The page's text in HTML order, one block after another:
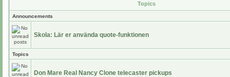
Topics
Announcements
Skola: Lär er använda quote-funktionen
Topics
Don Mare Real Nancy Clone telecaster pickups